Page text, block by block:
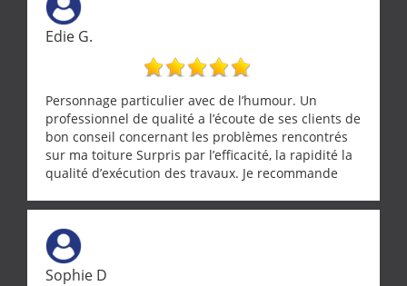
Edie G.
Personnage particulier avec de l’humour. Un
professionnel de qualité a l’écoute de ses clients de
bon conseil concernant les problèmes rencontrés
sur ma toiture Surpris par l’efficacité, la rapidité la
qualité d’exécution des travaux. Je recommande
Sophie D